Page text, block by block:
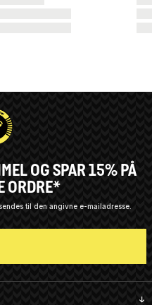
OG SPAR 15% PÅ
ORDRE*
til den angivne e-mailadresse.